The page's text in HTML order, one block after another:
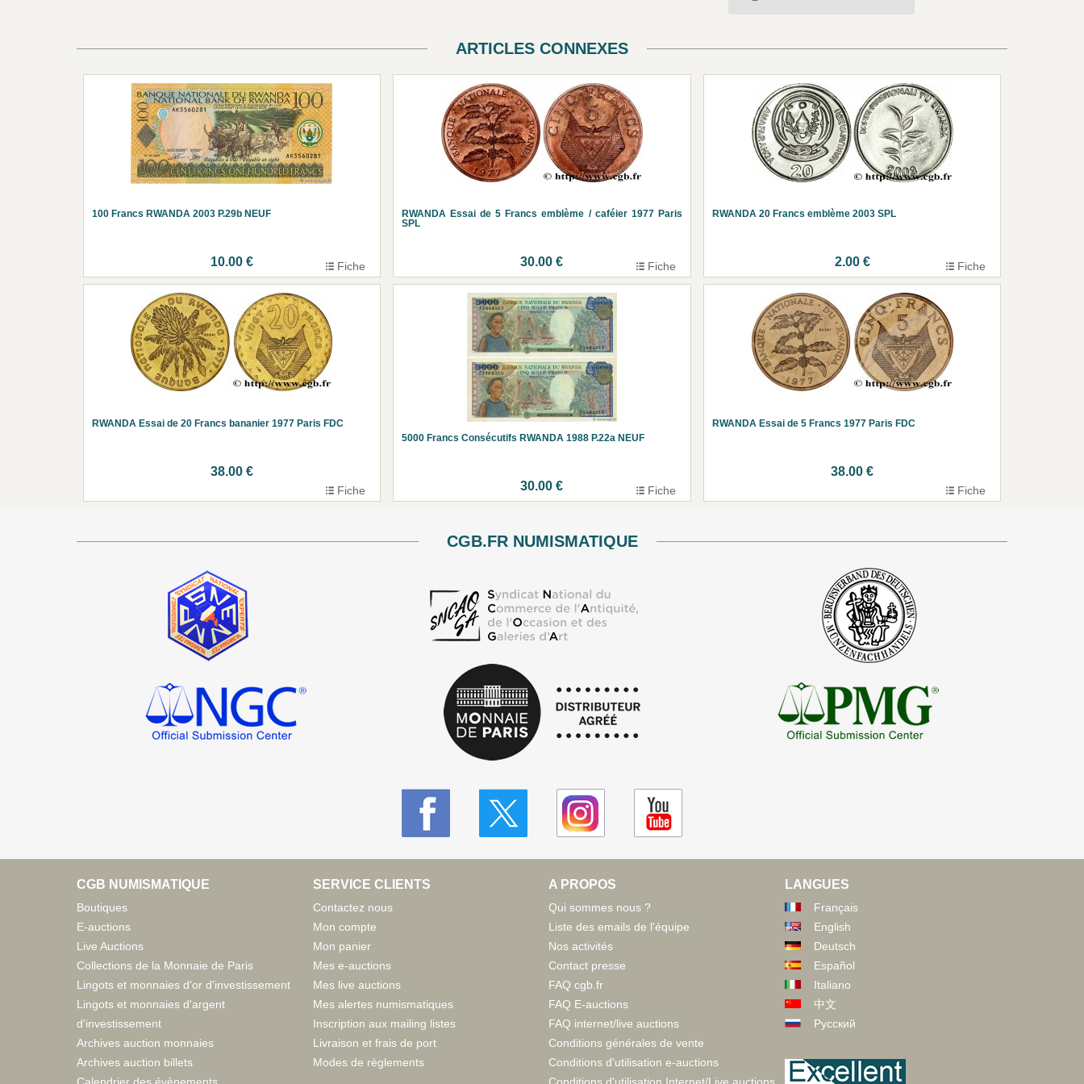
ARTICLES CONNEXES
100 Francs RWANDA 2003 P.29b NEUF
10.00 € Fiche
RWANDA Essai de 5 Francs emblème / caféier 1977 Paris
SPL
30.00 € Fiche
RWANDA 20 Francs emblème 2003 SPL
2.00 € Fiche
RWANDA Essai de 20 Francs bananier 1977 Paris FDC
38.00 €
Fiche
5000 Francs Consécutifs RWANDA 1988 P.22a NEUF
30.00 € Fiche
RWANDA Essai de 5 Francs 1977 Paris FDC
38.00 €
Fiche
CGB.FR NUMISMATIQUE
CGB NUMISMATIQUE
Boutiques
E-auctions
Live Auctions
Collections de la Monnaie de Paris
Lingots et monnaies d'or d'investissement
Lingots et monnaies d'argent
d'investissement
Archives auction monnaies
Archives auction billets
SERVICE CLIENTS
Contactez nous
Mon compte
Mon panier
Mes e-auctions
Mes live auctions
Mes alertes numismatiques
Inscription aux mailing listes
Livraison et frais de port
Modes de règlements
A PROPOS
Qui sommes nous ?
Liste des emails de l'équipe
Nos activités
Contact presse
FAQ cgb.fr
FAQ E-auctions
FAQ internet/live auctions
Conditions générales de vente
Conditions d'utilisation e-auctions
LANGUES
Français
English
Deutsch
Español
Italiano
中文
Русский